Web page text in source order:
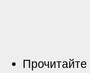
Прочитайте